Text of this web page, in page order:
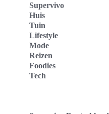
Supervivo
Huis
Tuin
Lifestyle
Mode
Reizen
Foodies
Tech